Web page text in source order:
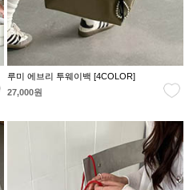
루미 에브리 투웨이백 [4COLOR]
27,000원